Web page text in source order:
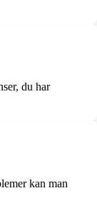
du har
kan man